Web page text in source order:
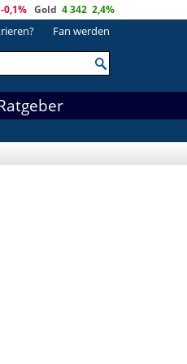
-0,1% Gold 4 342 2,4%
Fan werden